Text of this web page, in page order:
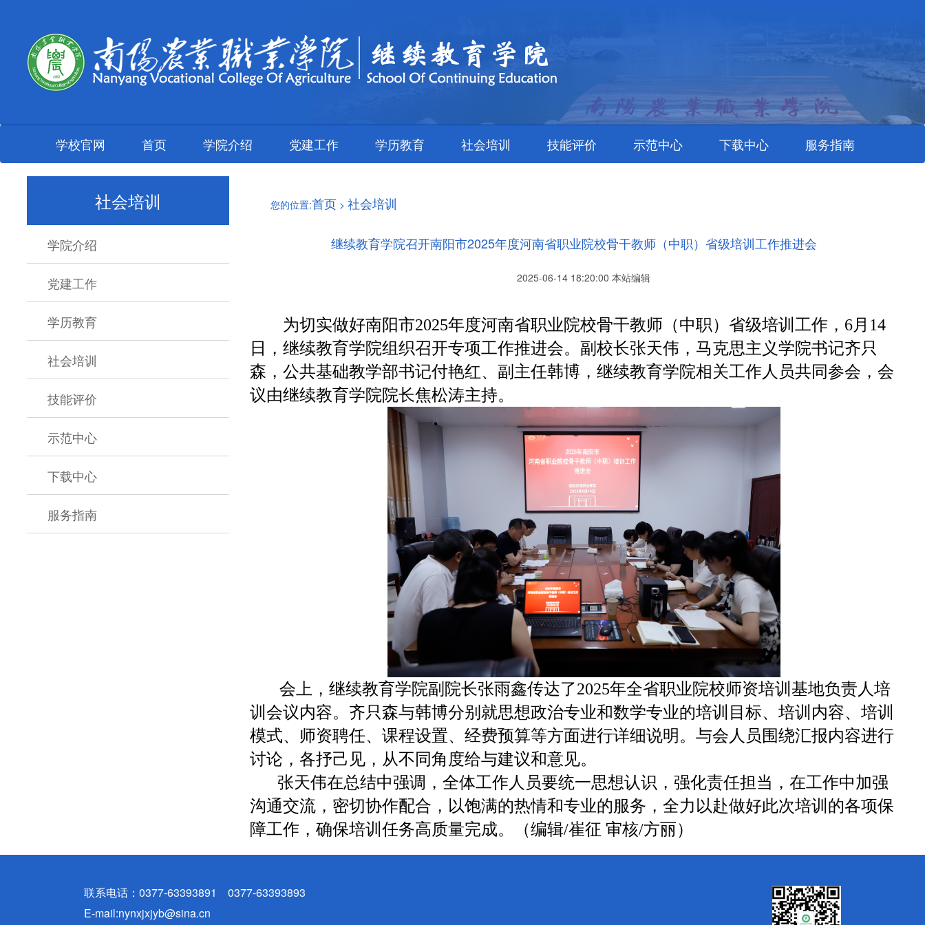
学校官网 首页 学院介绍 党建工作 学历教育 社会培训 技能评价 示范中心 下载中心 服务指南
社会培训
学院介绍
党建工作
学历教育
社会培训
技能评价
示范中心
下载中心
服务指南
您的位置:首页 > 社会培训
继续教育学院召开南阳市2025年度河南省职业院校骨干教师（中职）省级培训工作推进会
2025-06-14 18:20:00 本站编辑
为切实做好南阳市2025年度河南省职业院校骨干教师（中职）省级培训工作，6月14
日，继续教育学院组织召开专项工作推进会。副校长张天伟，马克思主义学院书记齐只
森，公共基础教学部书记付艳红、副主任韩博，继续教育学院相关工作人员共同参会，会
议由继续教育学院院长焦松涛主持。
会上，继续教育学院副院长张雨鑫传达了2025年全省职业院校师资培训基地负责人培
训会议内容。齐只森与韩博分别就思想政治专业和数学专业的培训目标、培训内容、培训
模式、师资聘任、课程设置、经费预算等方面进行详细说明。与会人员围绕汇报内容进行
讨论，各抒己见，从不同角度给与建议和意见。
张天伟在总结中强调，全体工作人员要统一思想认识，强化责任担当，在工作中加强
沟通交流，密切协作配合，以饱满的热情和专业的服务，全力以赴做好此次培训的各项保
障工作，确保培训任务高质量完成。（编辑/崔征 审核/方丽）
联系电话：0377-63393891 0377-63393893
E-mail:nynxjxjyb@sina.cn